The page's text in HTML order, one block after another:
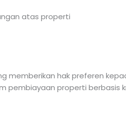
atas properti
hak preferen
pembiayaan properti berbasis